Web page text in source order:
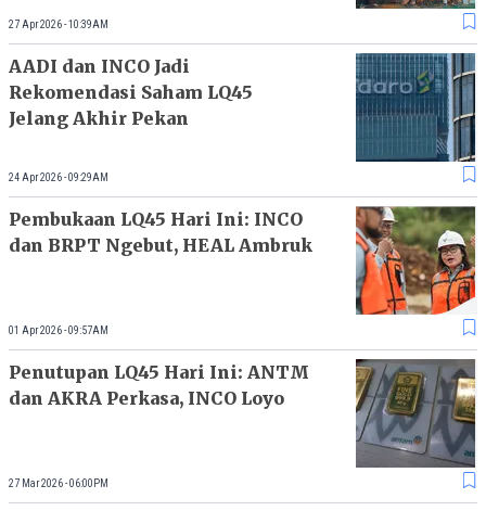
27 Apr 2026 - 10:39AM
AADI dan INCO Jadi
Rekomendasi Saham LQ45
Jelang Akhir Pekan
24 Apr 2026 - 09:29AM
Pembukaan LQ45 Hari Ini: INCO
dan BRPT Ngebut, HEAL Ambruk
01 Apr 2026 - 09:57AM
Penutupan LQ45 Hari Ini: ANTM
dan AKRA Perkasa, INCO Loyo
27 Mar 2026 - 06:00PM